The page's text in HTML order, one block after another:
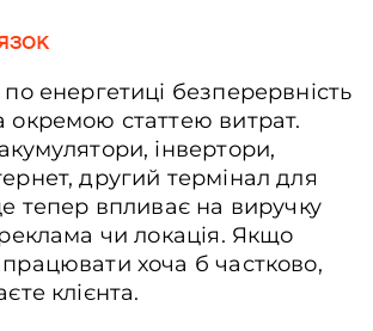
по енергетиці безперервність
окремою статтею витрат.
інвертори,
другий термінал для
тепер впливає на виручку
чи локація. Якщо
хоча б частково,
клієнта.